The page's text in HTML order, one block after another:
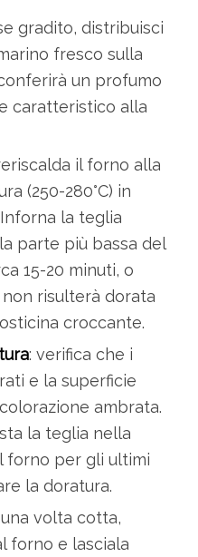
gradito, distribuisci
fresco sulla
un profumo
caratteristico alla
il forno alla
(250-280°C) in
la teglia
parte più bassa del
15-20 minuti, o
risulterà dorata
croccante.
: verifica che i
e la superficie
ambrata.
la teglia nella
forno per gli ultimi
la doratura.
volta cotta,
forno e lasciala